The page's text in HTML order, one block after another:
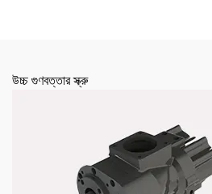
উচ্চ গুণবত্তার স্ক্রু